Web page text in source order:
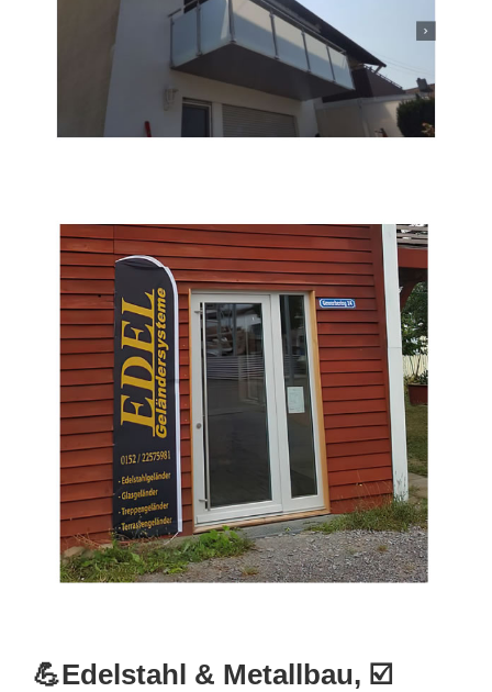
💪Edelstahl & Metallbau, ☑️